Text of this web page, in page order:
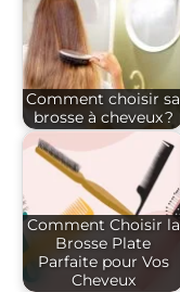
Comment choisir sa
brosse à cheveux ?
Comment Choisir la
Brosse Plate
Parfaite pour Vos
Cheveux